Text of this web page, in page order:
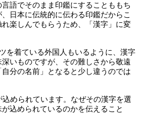
語でそのまま印鑑にすることももち
日本に伝統的に伝わる印鑑だからこ
楽しんでもらうため、「漢字」に変
を着ている外国人もいるように、漢字
いものですが、その難しさから敬遠
分の名前」となると少し違うのでは
められています。なぜその漢字を選
込められているのかを伝えること